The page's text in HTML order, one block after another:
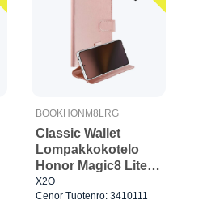
BOOKHONM8LRG
Classic Wallet
Lompakkokotelo
Honor Magic8 Lite
Rose Gold
X2O
Cenor Tuotenro: 3410111